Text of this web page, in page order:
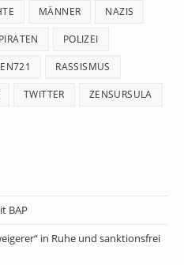
MÄNNER NAZIS
PIRATEN POLIZEI
RASSISMUS
TWITTER ZENSURSULA
BAP
in Ruhe und sanktionsfrei